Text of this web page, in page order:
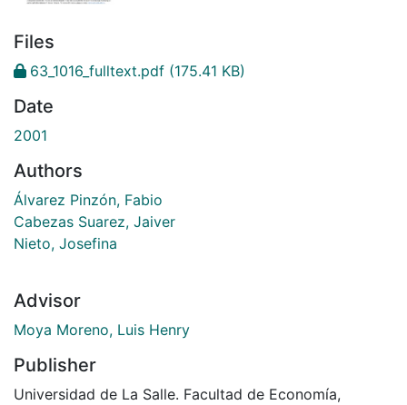
Files
63_1016_fulltext.pdf (175.41 KB)
Date
2001
Authors
Álvarez Pinzón, Fabio
Cabezas Suarez, Jaiver
Nieto, Josefina
Advisor
Moya Moreno, Luis Henry
Publisher
Universidad de La Salle. Facultad de Economía,